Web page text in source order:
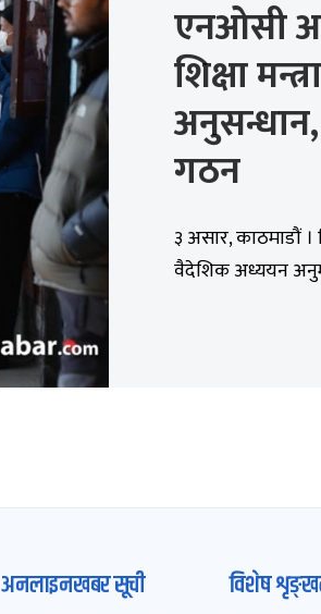
एनओसी
शिक्षा
गठन
३ असार, काठमाडौं ।
वैदेशिक अध्ययन
अनलाइनखबर सूची विशेष